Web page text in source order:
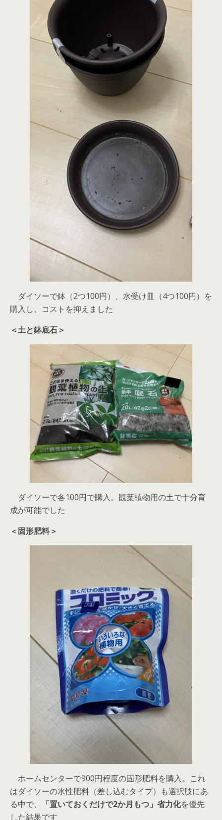
ダイソーで鉢（2つ100円）、水受け皿（4つ100円）を
購入し、コストを抑えました
＜土と鉢底石＞
ダイソーで各100円で購入。観葉植物用の土で十分育
成が可能でした
＜固形肥料＞
ホームセンターで900円程度の固形肥料を購入。これ
はダイソーの水性肥料（差し込むタイプ）も選択肢にあ
る中で、
「置いておくだけで2か月もつ」省力化を優先
した結果です